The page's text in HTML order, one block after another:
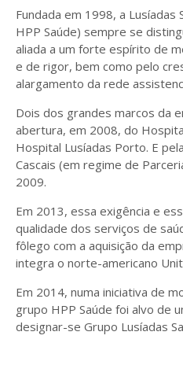
Fundada em 1998, a Lusíadas
HPP Saúde) sempre se
aliada a um forte espírito de
e de rigor, bem como pelo
alargamento da rede
Dois dos grandes marcos da
abertura, em 2008, do
Hospital Lusíadas Porto. E
Cascais (em regime de
2009.​
Em 2013, essa exigência e
qualidade dos serviços de
fôlego com a aquisição da
integra o norte-americano
Em 2014, numa iniciativa de
grupo HPP Saúde foi alvo de
designar-se Grupo Lusíadas